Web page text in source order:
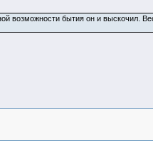
возможности бытия он и выскочил.